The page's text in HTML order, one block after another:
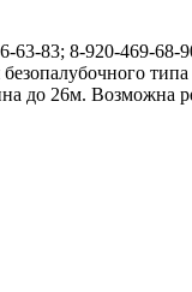
63-83; 8-920-469-68-
до 26м. Возможна